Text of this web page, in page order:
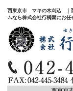
西東京市 マキの木刈込 ｜
ムなら株式会社行橋園にお任